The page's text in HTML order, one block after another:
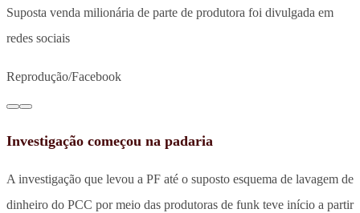
Suposta venda milionária de parte de produtora foi divulgada em
redes sociais
Reprodução/Facebook
Investigação começou na padaria
A investigação que levou a PF até o suposto esquema de lavagem de
dinheiro do PCC por meio das produtoras de funk teve início a partir